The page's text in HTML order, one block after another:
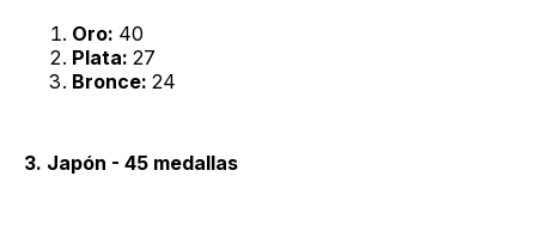
Oro: 40
Plata: 27
Bronce: 24
3. Japón - 45 medallas